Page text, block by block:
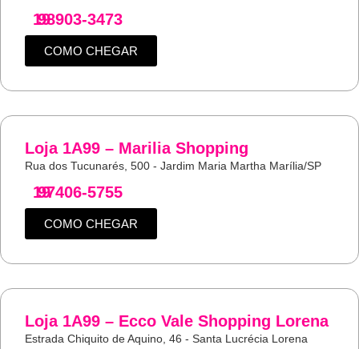
19
98903-3473
COMO CHEGAR
Loja 1A99 – Marilia Shopping
Rua dos Tucunarés, 500 - Jardim Maria Martha Marília/SP
19
97406-5755
COMO CHEGAR
Loja 1A99 – Ecco Vale Shopping Lorena
Estrada Chiquito de Aquino, 46 - Santa Lucrécia Lorena